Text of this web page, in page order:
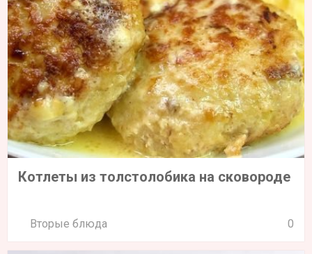
Котлеты из толстолобика на сковороде
Вторые блюда 0